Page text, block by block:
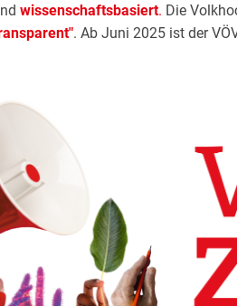
wissenschaftsbasiert. Die
. Ab Juni 2025 ist der